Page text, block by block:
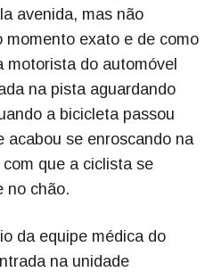
avenida, mas não
momento exato e de como
motorista do automóvel
na pista aguardando
a bicicleta passou
acabou se enroscando na
que a ciclista se
no chão.
da equipe médica do
na unidade